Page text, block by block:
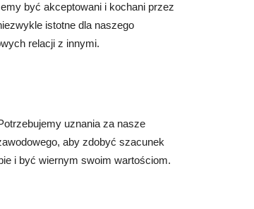
być akceptowani i kochani przez
istotne dla naszego
relacji z innymi.
uznania za nasze
aby zdobyć szacunek
i być wiernym swoim wartościom.